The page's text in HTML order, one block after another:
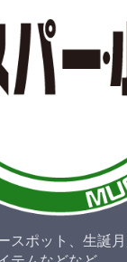
スポット、生誕